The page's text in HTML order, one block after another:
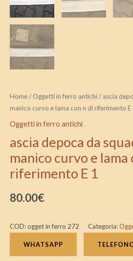
Home/ Oggetti in ferro antichi/ ascia
manico curvo e lama con n di riferimento E
Oggetti in ferro antichi
ascia depoca da
manico curvo e lama
riferimento E 1
80.00€
1
quantità
COD:ogget in ferro 272 Categoria:
WHATSAPP